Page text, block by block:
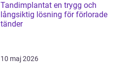
Tandimplantat en trygg och
långsiktig lösning för förlorade
tänder
10 maj 2026